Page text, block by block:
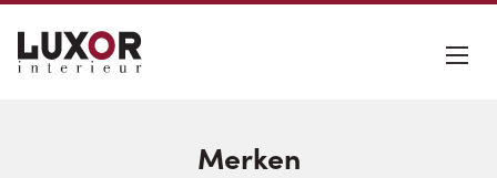
Merken